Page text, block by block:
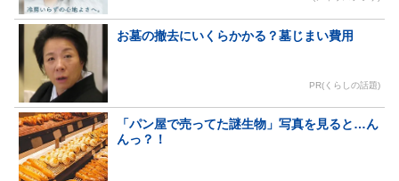
お墓の撤去にいくらかかる？墓じまい費用
PR(くらしの話題)
「パン屋で売ってた謎生物」写真を見ると…ん
んっ？！